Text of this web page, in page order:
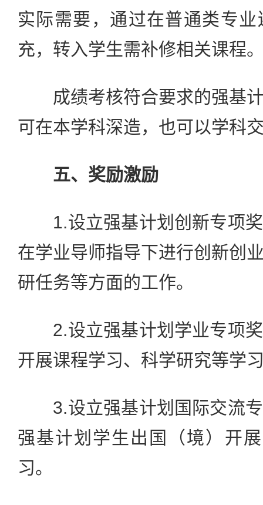
实际需要，通过在普通类专
充，转入学生需补修相关课程
成绩考核符合要求的强基计
可在本学科深造，也可以学科
五、奖励激励
1.设立强基计划创新专项奖
在学业导师指导下进行创新创
研任务等方面的工作。
2.设立强基计划学业专项奖
开展课程学习、科学研究等学
3.设立强基计划国际交流专
强基计划学生出国（境）开
习。